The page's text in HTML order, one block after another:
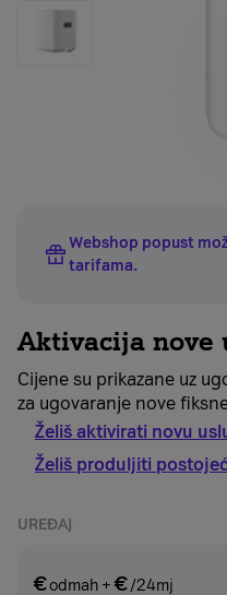
Webshop popust
tarifama.
Aktivacija nove
Cijene su prikazane uz
za ugovaranje nove
Želiš aktivirati novu
Želiš produljiti
UREĐAJ
€odmah + € /24mj